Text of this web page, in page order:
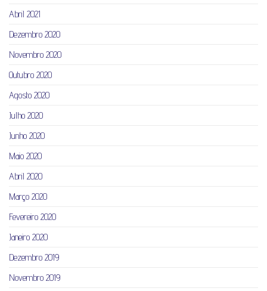
Abril 2021
Dezembro 2020
Novembro 2020
Outubro 2020
Agosto 2020
Julho 2020
Junho 2020
Maio 2020
Abril 2020
Março 2020
Fevereiro 2020
Janeiro 2020
Dezembro 2019
Novembro 2019